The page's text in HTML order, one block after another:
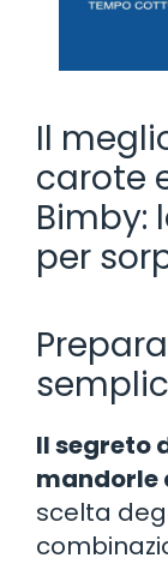
Il
carote
Bimby:
per
Il segreto
mandorle
scelta